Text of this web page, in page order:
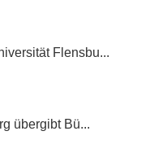
Flensbu...
übergibt Bü...